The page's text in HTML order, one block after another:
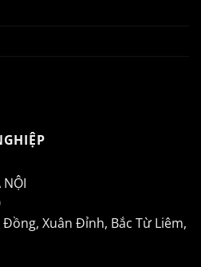
NỘI
Xuân Đỉnh, Bắc Từ Liêm,